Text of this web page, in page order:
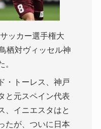
ッカー選手権大
栖対ヴィッセル神
。
・トーレス、神戸
と元スペイン代表
、イニエスタはと
たが、ついに日本